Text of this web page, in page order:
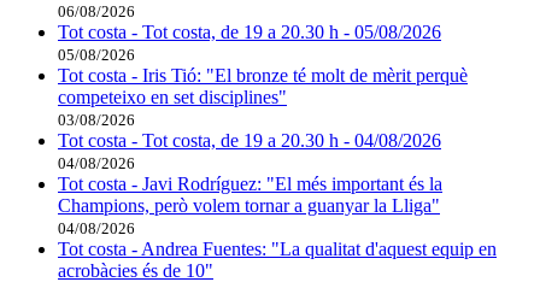
06/08/2026
Tot costa - Tot costa, de 19 a 20.30 h - 05/08/2026
05/08/2026
Tot costa - Iris Tió: "El bronze té molt de mèrit perquè
competeixo en set disciplines"
03/08/2026
Tot costa - Tot costa, de 19 a 20.30 h - 04/08/2026
04/08/2026
Tot costa - Javi Rodríguez: "El més important és la
Champions, però volem tornar a guanyar la Lliga"
04/08/2026
Tot costa - Andrea Fuentes: "La qualitat d'aquest equip en
acrobàcies és de 10"